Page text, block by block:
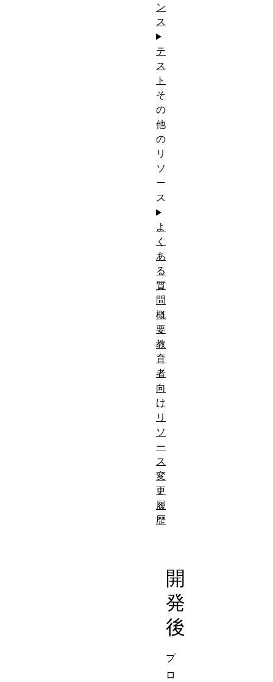
開
発
後
プ
ロ
ン
ス
テ
ス
ト
そ
の
他
の
リ
ソ
ー
ス
よ
く
あ
る
質
問
概
要
教
育
者
向
け
リ
ソ
ー
ス
変
更
履
歴